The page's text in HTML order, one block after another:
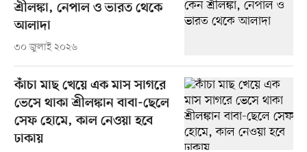
শ্রীলঙ্কা, নেপাল ও ভারত থেকে
আলাদা
৩০ জুলাই ২০২৬
কাঁচা মাছ খেয়ে এক মাস সাগরে
ভেসে থাকা শ্রীলঙ্কান বাবা-ছেলে
সেফ হোমে, কাল নেওয়া হবে
ঢাকায়